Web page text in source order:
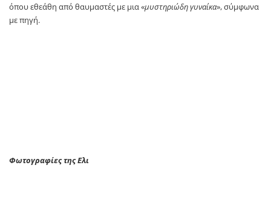
όπου εθεάθη από θαυμαστές με μια «μυστηριώδη γυναίκα», σύμφωνα
με πηγή.
Φωτογραφίες της Ελι